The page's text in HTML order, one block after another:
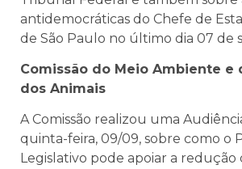
antidemocráticas do Chefe de
de São Paulo no último dia 07 de
Comissão do Meio Ambiente e
dos Animais
A Comissão realizou uma
quinta-feira, 09/09, sobre como o
Legislativo pode apoiar a